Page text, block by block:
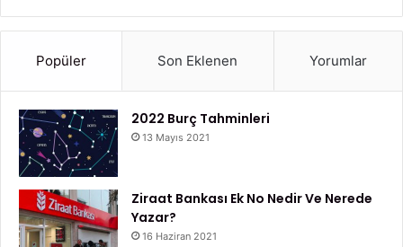
Popüler Son Eklenen Yorumlar
2022 Burç Tahminleri
13 Mayıs 2021
Ziraat Bankası Ek No Nedir Ve Nerede
Yazar?
16 Haziran 2021